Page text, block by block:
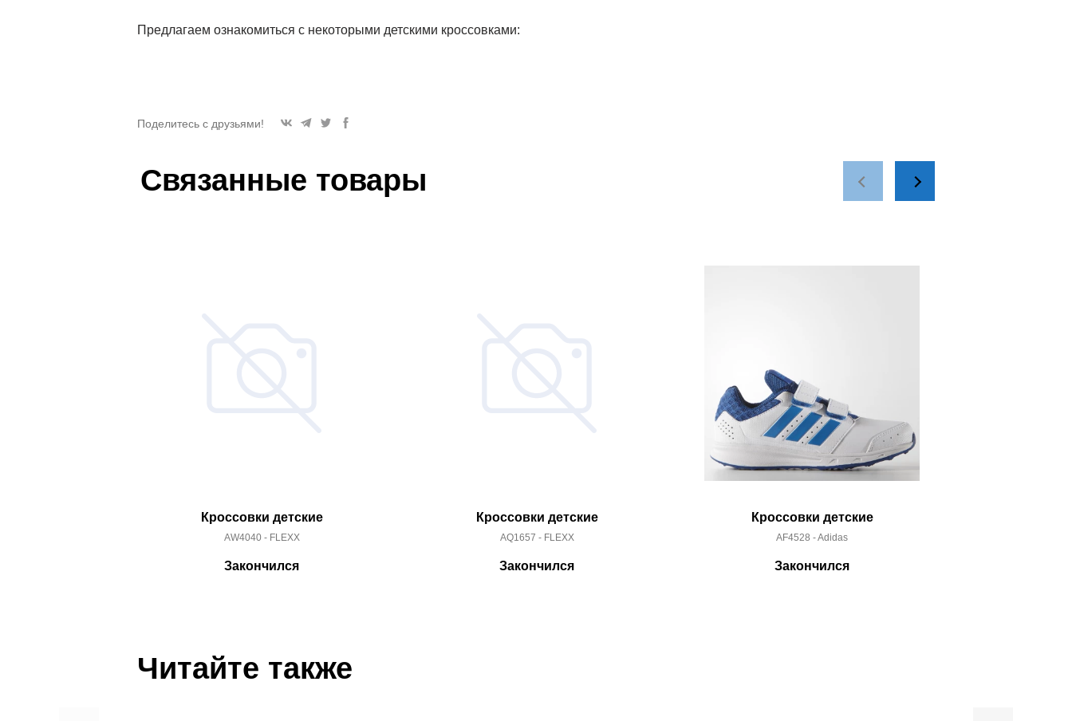
Предлагаем ознакомиться с некоторыми детскими кроссовками:
Поделитесь с друзьями!
Связанные товары
Кроссовки детские
AW4040 - FLEXX
Закончился
Кроссовки детские
AQ1657 - FLEXX
Закончился
Кроссовки детские
AF4528 - Adidas
Закончился
Читайте также